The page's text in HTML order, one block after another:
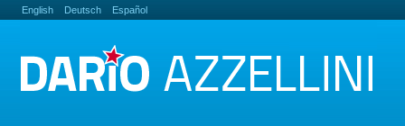
English Deutsch Español